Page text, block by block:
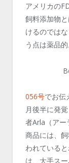
アメリカの
飼料添加物
けるのでは
う点は薬品的
056号でお伝
月後半に発
者Arla （ア
商品には、
われている
は、大手ス